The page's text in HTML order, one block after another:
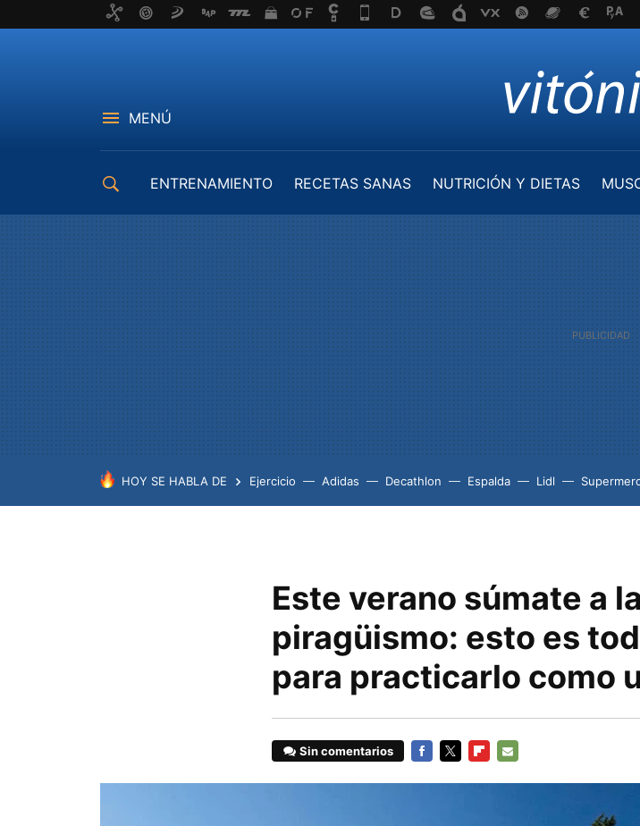
MENÚ
ENTRENAMIENTO RECETAS SANAS NUTRICIÓN Y DIETAS
HOY SE HABLA DE Ejercicio Adidas Decathlon Espalda Lidl
Este verano súmate a
piragüismo: esto es
para practicarlo como
Sin comentarios